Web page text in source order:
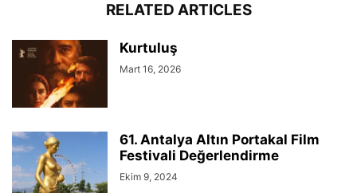
RELATED ARTICLES
Kurtuluş
Mart 16, 2026
61. Antalya Altın Portakal Film
Festivali Değerlendirme
Ekim 9, 2024